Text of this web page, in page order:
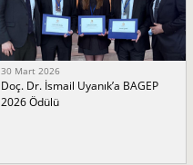
30 Mart 2026
Doç. Dr. İsmail Uyanık’a BAGEP
2026 Ödülü